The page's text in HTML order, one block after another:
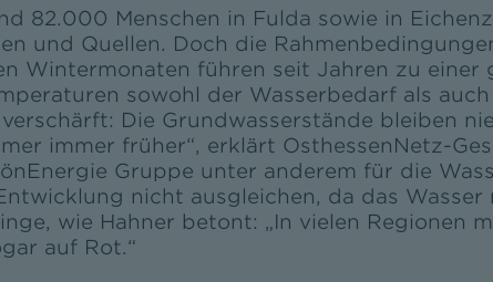
82.000 Menschen in Fulda sowie in
und Quellen. Doch die
Wintermonaten führen seit Jahren zu
sowohl der Wasserbedarf als
Die Grundwasserstände bleiben
immer früher“, erklärt OsthessenNetz-
Gruppe unter anderem für die
nicht ausgleichen, da das
wie Hahner betont: „In vielen Regionen
auf Rot.“